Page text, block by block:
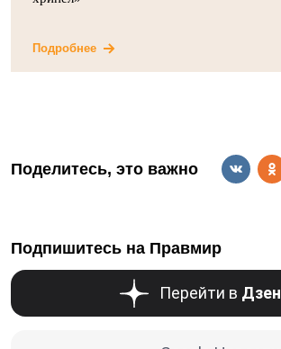
Подробнее
Поделитесь, это важно
Подпишитесь на Правмир
Перейти в Дзен